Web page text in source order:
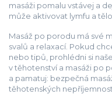
masáži pomalu vstávej a
může aktivovat lymfu a
Masáž po porodu má své
svalů a relaxací. Pokud
nebo tipů, prohlédni si
v těhotenství a masáži po
a pamatuj: bezpečná
těhotenských